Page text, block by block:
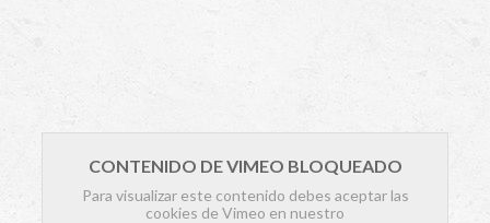
CONTENIDO DE VIMEO BLOQUEADO
Para visualizar este contenido debes aceptar las
cookies de Vimeo en nuestro